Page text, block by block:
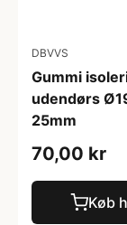
DBVVS
Gummi
udendørs
25mm
70,00 kr
Køb